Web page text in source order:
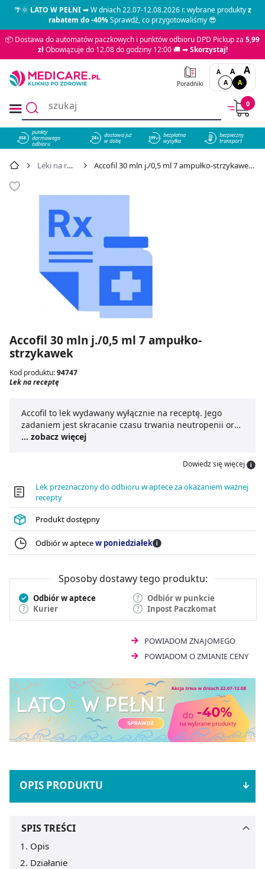
🌴🌞LATO W PEŁNI➡ W dniach 22.07-12.08.2026 r. wybrane produktyz
rabatem do -40%Sprawdź, co przygotowaliśmy 😎
📦 Dostawa do automatów paczkowych i punktów odbioru DPD Pickup za 5,99
złObowiązuje do 12.08 do godziny 12:00 🚚 ➡Skorzystaj!
Poradniki
A A A
A A
0
858
punkty
darmowego
odbioru
dostawa już
w dobę
bezpłatna
wysyłka
bezpieczny
transport
Leki na receptę Accofil 30 mln j./0,5 ml 7 ampułko-strzykawek - cena 11,41 zł
Accofil 30 mln j./0,5 ml 7 ampułko-
strzykawek
Kod produktu:94747
Lek na receptę
Accofil to lek wydawany wyłącznie na receptę. Jego
zadaniem jest skracanie czasu trwania neutropenii oraz
redukowania częstości występowania neutropenii z
cytotoksycznymi, a także poddanych leczeniu
mieloablacyjnemu przed przeszczepieniem szpiku.
... zobacz więcej
Dowiedz się więcej
Lek przeznaczony do odbioru w aptece za okazaniem ważnej
recepty
Produkt dostępny
Odbiór w aptecew poniedziałek
Sposoby dostawy tego produktu:
Odbiór w aptece
Odbiór w punkcie
Kurier
Inpost Paczkomat
POWIADOM ZNAJOMEGO
POWIADOM O ZMIANIE CENY
OPIS PRODUKTU
SPIS TREŚCI
Opis
Działanie